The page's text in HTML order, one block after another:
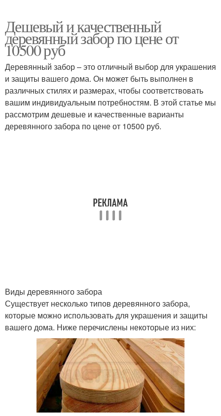
Дешевый и качественный
деревянный забор по цене от
10500 руб
Деревянный забор – это отличный выбор для украшения
и защиты вашего дома. Он может быть выполнен в
различных стилях и размерах, чтобы соответствовать
вашим индивидуальным потребностям. В этой статье мы
рассмотрим дешевые и качественные варианты
деревянного забора по цене от 10500 руб.
Виды деревянного забора
Существует несколько типов деревянного забора,
которые можно использовать для украшения и защиты
вашего дома. Ниже перечислены некоторые из них: